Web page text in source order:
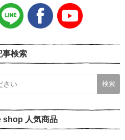
事検索
shop 人気商品